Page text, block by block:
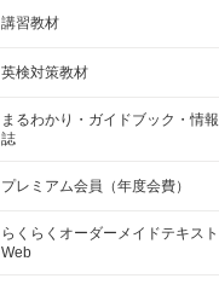
講習教材
英検対策教材
まるわかり・ガイドブック・情報
誌
プレミアム会員（年度会費）
らくらくオーダーメイドテキスト
Web